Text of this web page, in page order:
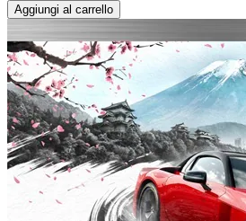
Aggiungi al carrello